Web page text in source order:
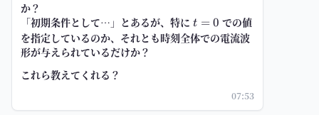
か？
「初期条件として…」とあるが、特に t=0
t = 0 での値
を指定しているのか、それとも時刻全体での電流波
形が与えられているだけか？
これら教えてくれる？
07:53